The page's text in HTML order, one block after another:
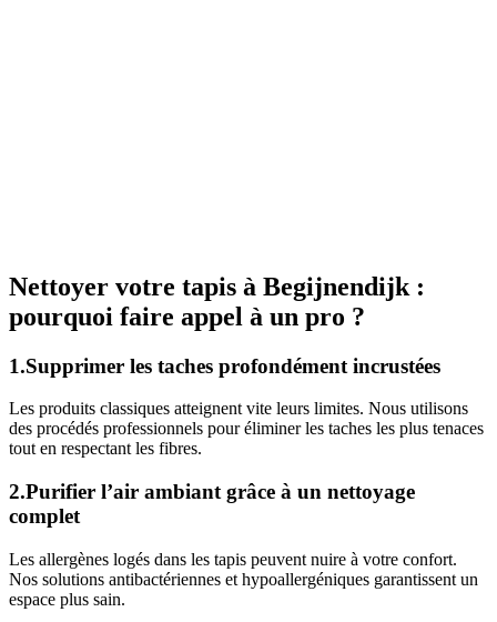
Nettoyer votre tapis à Begijnendijk :
pourquoi faire appel à un pro ?
1.Supprimer les taches profondément incrustées
Les produits classiques atteignent vite leurs limites. Nous utilisons
des procédés professionnels pour éliminer les taches les plus tenaces
tout en respectant les fibres.
2.Purifier l’air ambiant grâce à un nettoyage
complet
Les allergènes logés dans les tapis peuvent nuire à votre confort.
Nos solutions antibactériennes et hypoallergéniques garantissent un
espace plus sain.